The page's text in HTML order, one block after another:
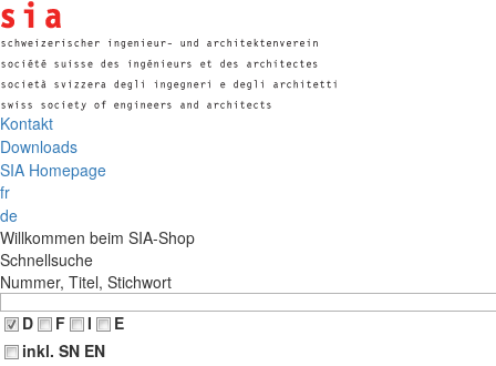
Kontakt
Downloads
SIA Homepage
fr
de
Willkommen beim SIA-Shop
Schnellsuche
Nummer, Titel, Stichwort
D
F I
E
inkl. SN EN